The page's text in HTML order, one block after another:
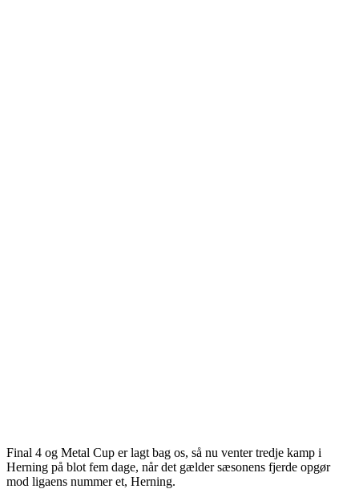
Final 4 og Metal Cup er lagt bag os, så nu venter tredje kamp i
Herning på blot fem dage, når det gælder sæsonens fjerde opgør
mod ligaens nummer et, Herning.